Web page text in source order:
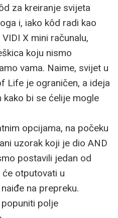
za kreiranje svijeta
i, iako kôd radi kao
X mini računalu,
koju nismo
vama. Naime, svijet u
Life je ograničen, a ideja
kako bi se ćelije mogle
opcijama, na počeku
uzorak koji je dio AND
postavili jedan od
otputovati u
na prepreku.
polje